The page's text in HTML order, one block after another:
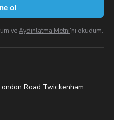
ol
veAydınlatma Metni'ni okudum.
Road Twickenham